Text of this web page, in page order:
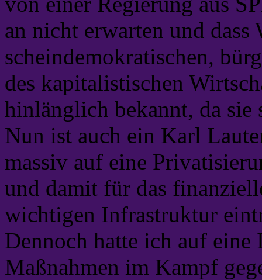
an nicht erwarten und dass
scheindemokratischen,
des kapitalistischen
hinlänglich bekannt, da sie
Nun ist auch ein Karl
massiv auf eine
und damit für das
wichtigen Infrastruktur
Dennoch hatte ich auf
Maßnahmen im Kampf